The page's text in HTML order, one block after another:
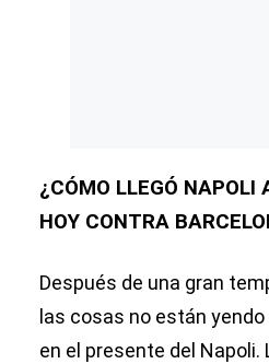
¿CÓMO LLEGÓ NAPOLI
HOY CONTRA
Después de una gran
las cosas no están
en el presente del Napoli.